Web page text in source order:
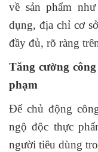
về sản phẩm
dụng, địa chỉ cơ
đầy đủ, rõ ràng
Tăng cường
phạm
Để chủ động
ngộ độc thực
người tiêu dùng